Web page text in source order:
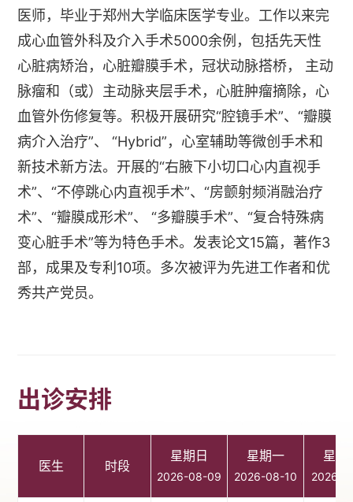
医师，毕业于郑州大学临床医学专业。工作以来完
成心血管外科及介入手术5000余例，包括先天性
心脏病矫治，心脏瓣膜手术，冠状动脉搭桥， 主动
脉瘤和（或）主动脉夹层手术，心脏肿瘤摘除，心
血管外伤修复等。积极开展研究“腔镜手术”、“瓣膜
病介入治疗”、 “Hybrid”，心室辅助等微创手术和
新技术新方法。开展的“右腋下小切口心内直视手
术”、“不停跳心内直视手术”、“房颤射频消融治疗
术”、“瓣膜成形术”、 “多瓣膜手术”、“复合特殊病
变心脏手术”等为特色手术。发表论文15篇，著作3
部，成果及专利10项。多次被评为先进工作者和优
秀共产党员。
出诊安排
医生 时段
星期日
2026-08-09
星期一
2026-08-10
星期
2026-